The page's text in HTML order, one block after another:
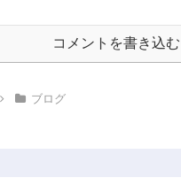
コメントを書き込む
ブログ